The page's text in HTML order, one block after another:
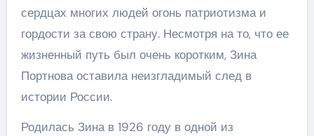
сердцах многих людей огонь патриотизма и
гордости за свою страну. Несмотря на то, что ее
жизненный путь был очень коротким, Зина
Портнова оставила неизгладимый след в
истории России.
Родилась Зина в 1926 году в одной из